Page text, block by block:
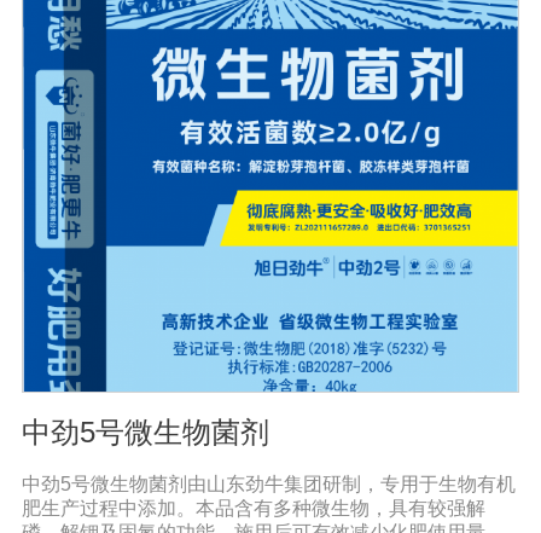
能杀灭发酵物中的病菌、虫卵、杂草种子。5、堆肥总养分
损失少, 腐殖质含量高, 钾元素含量增高明显。【用法用
量】 本品1公斤可发酵2-3吨物料。使用时先将发酵剂与稻
糠或玉米面或者干的发酵物料湿均匀, 后掺入发酵物中, 混
匀, 堆成堆(夏天堆高控制在0. 6-1米之间, 冬季0. 8-1. 6米之
间, 并用薄膜或草帘覆盖, 待内部温度升到25℃时, 将覆盖
物揭开)。待温度升到45℃(冬季温度升到55C)以上 时开始
一次翻堆, 以后每当堆温达到60℃以上时需进行翘堆, 15-
20天即可达到基本腐熟状态。
中劲5号微生物菌剂
中劲5号微生物菌剂由山东劲牛集团研制，专用于生物有机
肥生产过程中添加。本品含有多种微生物，具有较强解